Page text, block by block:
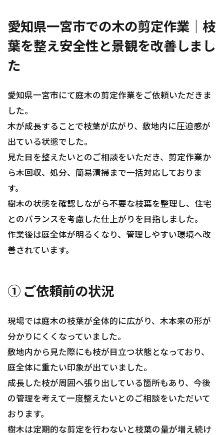
愛知県一宮市での木の剪定作業｜枝
葉を整え安全性と景観を改善しまし
た
愛知県一宮市にて庭木の剪定作業をご依頼いただきま
した。
木が成長することで枝葉が広がり、敷地内に圧迫感が
出ている状態でした。
見た目を整えたいとのご相談をいただき、剪定作業か
ら木回収、処分、簡易清掃まで一括対応しておりま
す。
樹木の状態を確認しながら不要な枝葉を整理し、住宅
とのバランスを考慮した仕上がりを目指しました。
作業後は庭全体が明るくなり、管理しやすい環境へ改
善されています。
① ご依頼前の状況
現場では庭木の枝葉が全体的に広がり、木本来の形が
分かりにくくなっていました。
敷地内から見た際にも枝が目立つ状態となっており、
庭全体に重たい印象が出ていました。
成長した枝が周囲へ張り出している箇所もあり、今後
の管理を考えて一度整えたいとのご相談をいただいて
おります。
樹木は定期的な剪定を行わないと枝葉の量が増え続け